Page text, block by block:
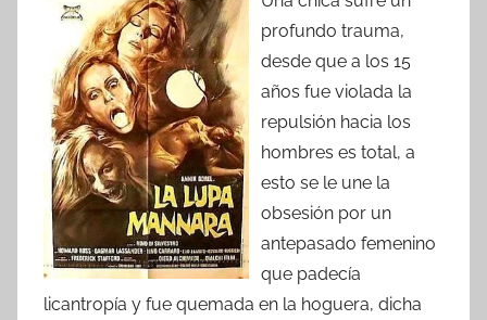
profundo trauma,
desde que a los 15
años fue violada la
repulsión hacia los
hombres es total, a
esto se le une la
obsesión por un
antepasado femenino
que padecía
licantropía y fue quemada en la hoguera, dicha